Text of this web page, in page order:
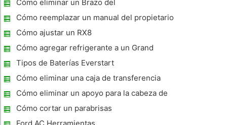
Cómo eliminar un Brazo del
limpiaparabrisas ventana
Cómo reemplazar un manual del propietario
del coche
Cómo ajustar un RX8
Cómo agregar refrigerante a un Grand
Marquis 2000
Tipos de Baterías Everstart
Cómo eliminar una caja de transferencia
S10
Cómo eliminar un apoyo para la cabeza de
un Dodge Ram 2002
Cómo cortar un parabrisas